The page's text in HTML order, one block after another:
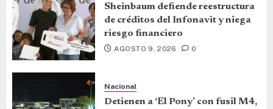
Sheinbaum defiende reestructura
de créditos del Infonavit y niega
riesgo financiero
AGOSTO 9, 2026 0
Nacional
Detienen a ‘El Pony’ con fusil M4,